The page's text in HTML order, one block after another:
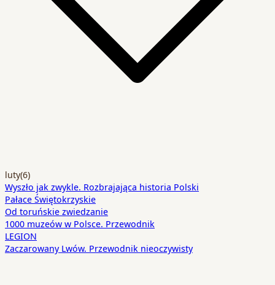
luty(6)
Wyszło jak zwykle. Rozbrajająca historia Polski
Pałace Świętokrzyskie
Od toruńskie zwiedzanie
1000 muzeów w Polsce. Przewodnik
LEGION
Zaczarowany Lwów. Przewodnik nieoczywisty